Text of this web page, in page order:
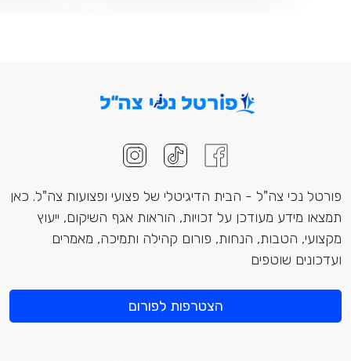
פורטל נכי צה"ל - הבית הדיגיטלי של פצועי ופצועות צה"ל. כאן
תמצאו מידע מעודכן על זכויות, הוראות אגף השיקום, ייעוץ
מקצועי, הטבות, הנחות, פורום קהילה ותמיכה, מאמרים
ועדכונים שוטפים
הצטרפות לפורום